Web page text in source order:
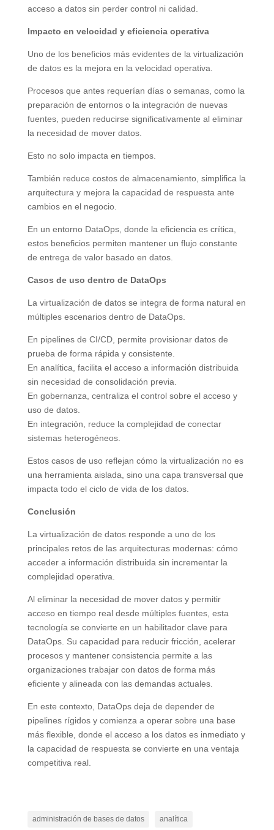
acceso a datos sin perder control ni calidad.
Impacto en velocidad y eficiencia operativa
Uno de los beneficios más evidentes de la virtualización
de datos es la mejora en la velocidad operativa.
Procesos que antes requerían días o semanas, como la
preparación de entornos o la integración de nuevas
fuentes, pueden reducirse significativamente al eliminar
la necesidad de mover datos.
Esto no solo impacta en tiempos.
También reduce costos de almacenamiento, simplifica la
arquitectura y mejora la capacidad de respuesta ante
cambios en el negocio.
En un entorno DataOps, donde la eficiencia es crítica,
estos beneficios permiten mantener un flujo constante
de entrega de valor basado en datos.
Casos de uso dentro de DataOps
La virtualización de datos se integra de forma natural en
múltiples escenarios dentro de DataOps.
En pipelines de CI/CD, permite provisionar datos de
prueba de forma rápida y consistente.
En analítica, facilita el acceso a información distribuida
sin necesidad de consolidación previa.
En gobernanza, centraliza el control sobre el acceso y
uso de datos.
En integración, reduce la complejidad de conectar
sistemas heterogéneos.
Estos casos de uso reflejan cómo la virtualización no es
una herramienta aislada, sino una capa transversal que
impacta todo el ciclo de vida de los datos.
Conclusión
La virtualización de datos responde a uno de los
principales retos de las arquitecturas modernas: cómo
acceder a información distribuida sin incrementar la
complejidad operativa.
Al eliminar la necesidad de mover datos y permitir
acceso en tiempo real desde múltiples fuentes, esta
tecnología se convierte en un habilitador clave para
DataOps. Su capacidad para reducir fricción, acelerar
procesos y mantener consistencia permite a las
organizaciones trabajar con datos de forma más
eficiente y alineada con las demandas actuales.
En este contexto, DataOps deja de depender de
pipelines rígidos y comienza a operar sobre una base
más flexible, donde el acceso a los datos es inmediato y
la capacidad de respuesta se convierte en una ventaja
competitiva real.
administración de bases de datos analítica